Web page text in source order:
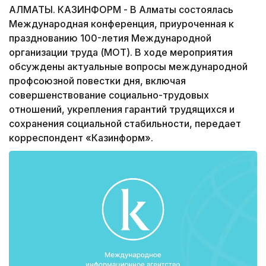
АЛМАТЫ. КАЗИНФОРМ - В Алматы состоялась
Международная конференция, приуроченная к
празднованию 100-летия Международной
организации труда (МОТ). В ходе мероприятия
обсуждены актуальные вопросы международной
профсоюзной повестки дня, включая
совершенствование социально-трудовых
отношений, укрепления гарантий трудящихся и
сохранения социальной стабильности, передает
корреспондент «Казинформ».